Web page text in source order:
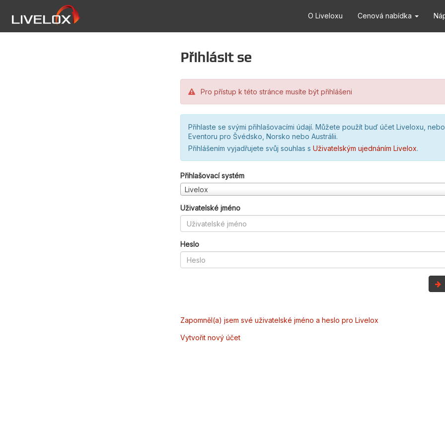
O Liveloxu Cenová nabídka
Přihlásit se
Pro přístup k této stránce musíte být přihlášeni
Přihlaste se svými přihlašovacími údají. Můžete použít buď účet Liveloxu,
Eventoru pro Švédsko, Norsko nebo Austrálii.
Přihlášením vyjadřujete svůj souhlas s Uživatelským ujednáním Livelox.
Přihlašovací systém
Livelox
Uživatelské jméno
Heslo
Zapomněl(a) jsem své uživatelské jméno a heslo pro Livelox
Vytvořit nový účet